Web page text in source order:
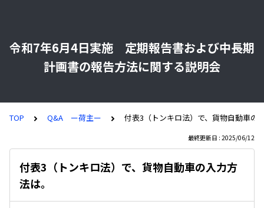
令和7年6月4日実施 定期報告書および中長期
計画書の報告方法に関する説明会
TOP Q&A ー荷主ー 付表3（トンキロ法）で、貨物自動車の
最終更新日 : 2025/06/12
付表3（トンキロ法）で、貨物自動車の入力方
法は。